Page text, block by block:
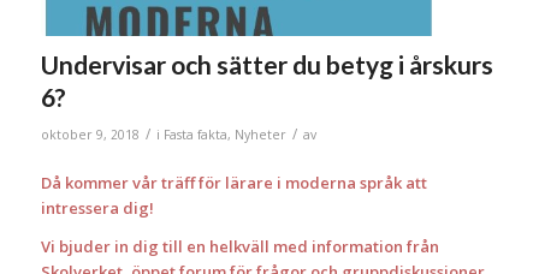
Undervisar och sätter du betyg i årskurs
6?
oktober 9, 2018 / i Fasta fakta, Nyheter / av
Då kommer vår träff för lärare i moderna språk att
intressera dig!
Vi bjuder in dig till en helkväll med information från